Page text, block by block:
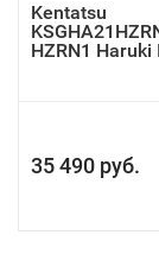
Kentatsu
HZRN1
35 490 руб.